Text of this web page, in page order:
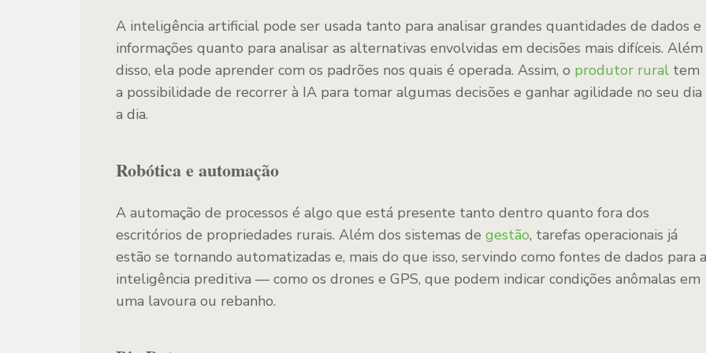
A inteligência artificial pode ser usada tanto para analisar grandes quantidades de dados e
informações quanto para analisar as alternativas envolvidas em decisões mais difíceis. Além
disso, ela pode aprender com os padrões nos quais é operada. Assim, o produtor rural tem
a possibilidade de recorrer à IA para tomar algumas decisões e ganhar agilidade no seu dia
a dia.
Robótica e automação
A automação de processos é algo que está presente tanto dentro quanto fora dos
escritórios de propriedades rurais. Além dos sistemas de gestão, tarefas operacionais já
estão se tornando automatizadas e, mais do que isso, servindo como fontes de dados para a
inteligência preditiva — como os drones e GPS, que podem indicar condições anômalas em
uma lavoura ou rebanho.